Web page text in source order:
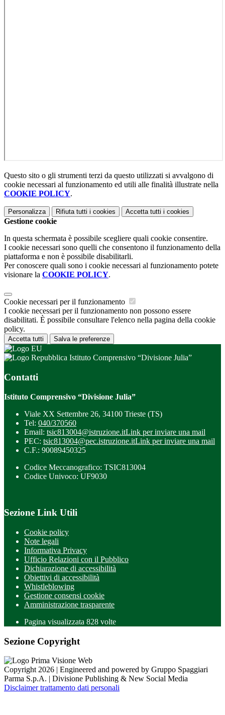
Questo sito o gli strumenti terzi da questo utilizzati si avvalgono di
cookie necessari al funzionamento ed utili alle finalità illustrate nella
COOKIE POLICY.
Personalizza Rifiuta tutti i cookies Accetta tutti i cookies
Gestione cookie
In questa schermata è possibile scegliere quali cookie consentire.
I cookie necessari sono quelli che consentono il funzionamento della
piattaforma e non è possibile disabilitarli.
Per conoscere quali sono i cookie necessari al funzionamento potete
visionare la COOKIE POLICY.
Cookie necessari per il funzionamento
I cookie necessari per il funzionamento non possono essere
disabilitati. È possibile consultare l'elenco nella pagina della cookie
policy.
Accetta tutti Salva le preferenze
Istituto Comprensivo “Divisione Julia”
Contatti
Istituto Comprensivo “Divisione Julia”
Viale XX Settembre 26, 34100 Trieste (TS)
Tel: 040/370560
Email: tsic813004@istruzione.itLink per inviare una mail
PEC: tsic813004@pec.istruzione.itLink per inviare una mail
C.F.: 90089450325
Codice Meccanografico: TSIC813004
Codice Univoco: UF9030
Sezione Link Utili
Cookie policy
Note legali
Informativa Privacy
Ufficio Relazioni con il Pubblico
Dichiarazione di accessibilità
Obiettivi di accessibilità
Whistleblowing
Gestione consensi cookie
Amministrazione trasparente
Pagina visualizzata 828 volte
Sezione Copyright
Copyright 2026 | Engineered and powered by Gruppo Spaggiari
Parma S.p.A. | Divisione Publishing & New Social Media
Disclaimer trattamento dati personali